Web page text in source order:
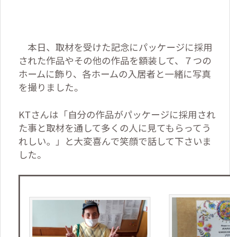
本日、取材を受けた記念にパッケージに採用
された作品やその他の作品を額装して、７つの
ホームに飾り、各ホームの入居者と一緒に写真
を撮りました。
KTさんは「自分の作品がパッケージに採用され
た事と取材を通して多くの人に見てもらってう
れしい。」と大変喜んで笑顔で話して下さいま
した。